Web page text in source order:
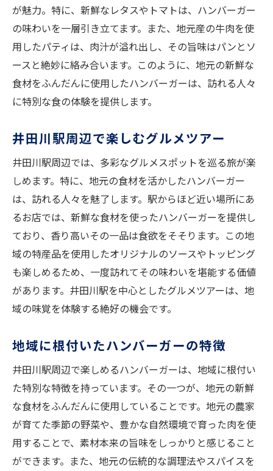
が魅力。特に、新鮮なレタスやトマトは、ハンバーガー
の味わいを一層引き立てます。また、地元産の牛肉を使
用したパティは、肉汁が溢れ出し、その旨味はパンとソ
ースと絶妙に絡み合います。このように、地元の新鮮な
食材をふんだんに使用したハンバーガーは、訪れる人々
に特別な食の体験を提供します。
井田川駅周辺で楽しむグルメツアー
井田川駅周辺では、多彩なグルメスポットを巡る旅が楽
しめます。特に、地元の食材を活かしたハンバーガー
は、訪れる人々を魅了します。駅からほど近い場所にあ
るお店では、新鮮な食材を使ったハンバーガーを提供し
ており、香り高いその一品は食欲をそそります。この地
域の特産品を使用したオリジナルのソースやトッピング
も楽しめるため、一度訪れてその味わいを堪能する価値
があります。井田川駅を中心としたグルメツアーは、地
域の味覚を体験する絶好の機会です。
地域に根付いたハンバーガーの特徴
井田川駅周辺で楽しめるハンバーガーは、地域に根付い
た特別な特徴を持っています。その一つが、地元の新鮮
な食材をふんだんに使用していることです。地元の農家
が育てた季節の野菜や、豊かな自然環境で育った肉を使
用することで、素材本来の旨味をしっかりと感じること
ができます。また、地元の伝統的な調理法やスパイスを